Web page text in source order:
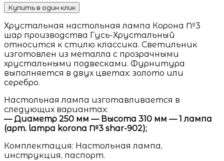
Купить в один клик
Хрустальная настольная лампа Корона №3
шар производства Гусь-Хрустальный
относится к стилю классика. Светильник
изготовлен из металла с прозрачными
хрустальными подвесками. Фурнитура
выполняется в двух цветах: золото или
серебро.
Настольная лампа изготавливается в
следующих вариантах:
— Диаметр 250 мм — Высота 310 мм — 1 лампа
(арт. lampa korona №3 shar-902);
Комплектация: Настольная лампа,
инструкция, паспорт.